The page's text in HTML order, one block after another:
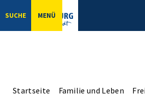
SUCHE MENÜ
Startseite Familie und Leben